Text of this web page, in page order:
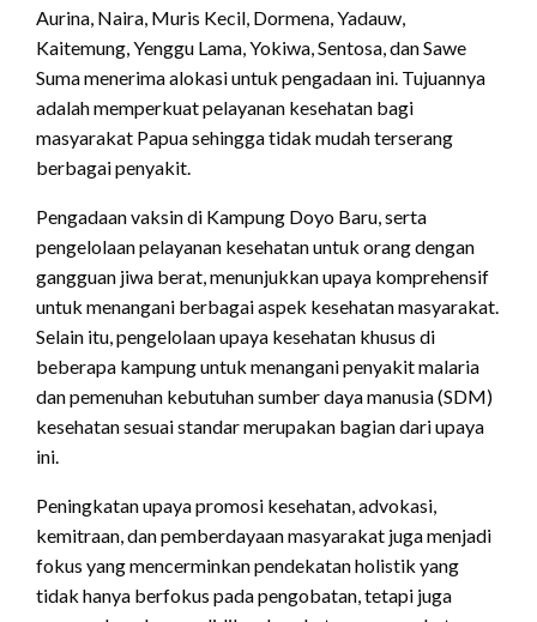
Aurina, Naira, Muris Kecil, Dormena, Yadauw,
Kaitemung, Yenggu Lama, Yokiwa, Sentosa, dan Sawe
Suma menerima alokasi untuk pengadaan ini. Tujuannya
adalah memperkuat pelayanan kesehatan bagi
masyarakat Papua sehingga tidak mudah terserang
berbagai penyakit.
Pengadaan vaksin di Kampung Doyo Baru, serta
pengelolaan pelayanan kesehatan untuk orang dengan
gangguan jiwa berat, menunjukkan upaya komprehensif
untuk menangani berbagai aspek kesehatan masyarakat.
Selain itu, pengelolaan upaya kesehatan khusus di
beberapa kampung untuk menangani penyakit malaria
dan pemenuhan kebutuhan sumber daya manusia (SDM)
kesehatan sesuai standar merupakan bagian dari upaya
ini.
Peningkatan upaya promosi kesehatan, advokasi,
kemitraan, dan pemberdayaan masyarakat juga menjadi
fokus yang mencerminkan pendekatan holistik yang
tidak hanya berfokus pada pengobatan, tetapi juga